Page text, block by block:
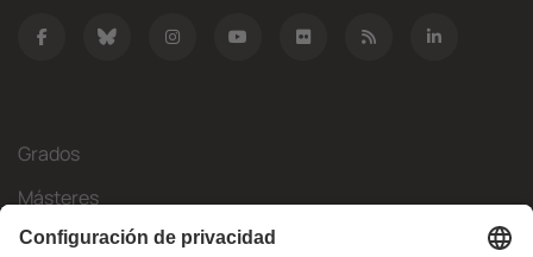
Grados
Másteres
Movilidad Internacional